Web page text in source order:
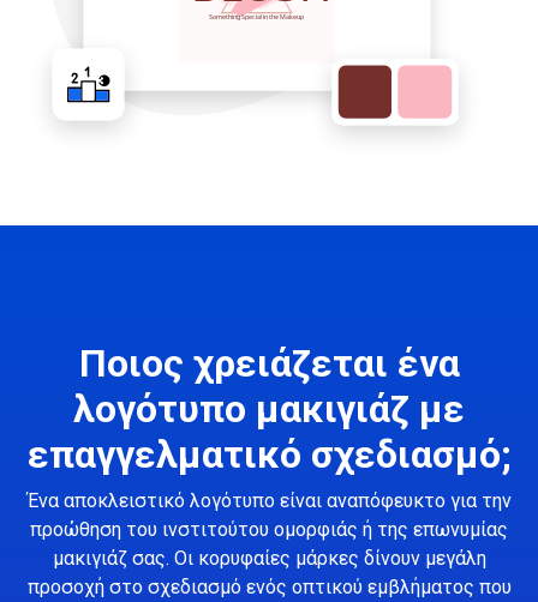
Ποιος χρειάζεται ένα
λογότυπο μακιγιάζ με
επαγγελματικό σχεδιασμό;
Ένα αποκλειστικό λογότυπο είναι αναπόφευκτο για την
προώθηση του ινστιτούτου ομορφιάς ή της επωνυμίας
μακιγιάζ σας. Οι κορυφαίες μάρκες δίνουν μεγάλη
προσοχή στο σχεδιασμό ενός οπτικού εμβλήματος που